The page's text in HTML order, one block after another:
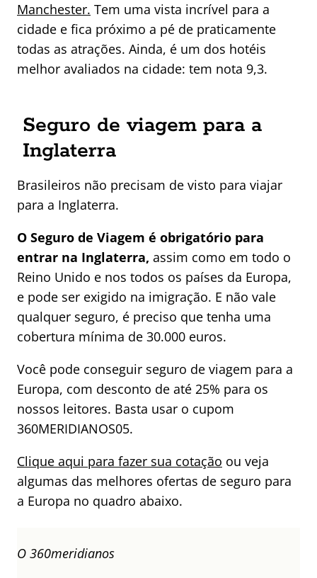
Manchester. Tem uma vista incrível para a
cidade e fica próximo a pé de praticamente
todas as atrações. Ainda, é um dos hotéis
melhor avaliados na cidade: tem nota 9,3.
Seguro de viagem para a
Inglaterra
Brasileiros não precisam de visto para viajar
para a Inglaterra.
O Seguro de Viagem é obrigatório para
entrar na Inglaterra, assim como em todo o
Reino Unido e nos todos os países da Europa,
e pode ser exigido na imigração. E não vale
qualquer seguro, é preciso que tenha uma
cobertura mínima de 30.000 euros.
Você pode conseguir seguro de viagem para a
Europa, com desconto de até 25% para os
nossos leitores. Basta usar o cupom
360MERIDIANOS05.
Clique aqui para fazer sua cotação ou veja
algumas das melhores ofertas de seguro para
a Europa no quadro abaixo.
O 360meridianos